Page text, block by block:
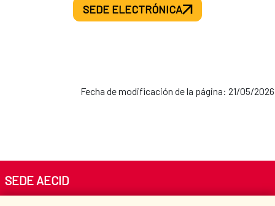
SEDE ELECTRÓNICA
Fecha de modificación de la página: 21/05/2026
SEDE AECID